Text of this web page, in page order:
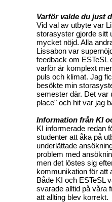
Varför valde du just
Vid val av utbyte var
storasyster gjorde sitt
mycket nöjd. Alla
Lissabon var
feedback om ESTeSL
varför är komplext
puls och klimat. Jag
besökte min
semester där. Det var
place" och hit var jag
Information från KI
KI informerade redan
studenter att åka på
underlättade
problem med
men det löstes sig
kommunikation för att
Både KI och ESTeSL
svarade alltid på våra
att allting blev korrekt.